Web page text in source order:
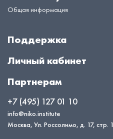
Общая информация
Поддержка
Личный кабинет
Партнерам
+7 (495) 127 01 10
info@niko.institute
Москва, Ул. Россолимо, д. 17, стр. 1